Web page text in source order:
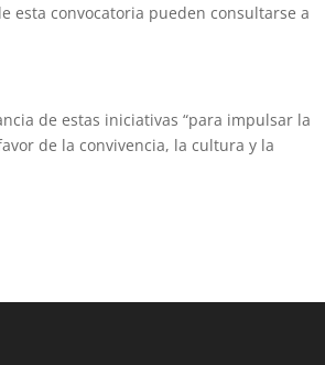
esta convocatoria pueden consultarse a
de estas iniciativas “para impulsar la
de la convivencia, la cultura y la